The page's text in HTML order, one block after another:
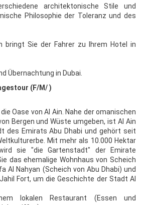
architektonische Stile und
Philosophie der Toleranz und des
bringt Sie der Fahrer zu Ihrem Hotel in
Übernachtung in Dubai.
(F/M/ )
Oase von Al Ain. Nahe der omanischen
Bergen und Wüste umgeben, ist Al Ain
des Emirats Abu Dhabi und gehört seit
Mit mehr als 10.000 Hektar
sie "die Gartenstadt" der Emirate
das ehemalige Wohnhaus von Scheich
Al Nahyan (Scheich von Abu Dhabi) und
Fort, um die Geschichte der Stadt Al
lokalen Restaurant (Essen und